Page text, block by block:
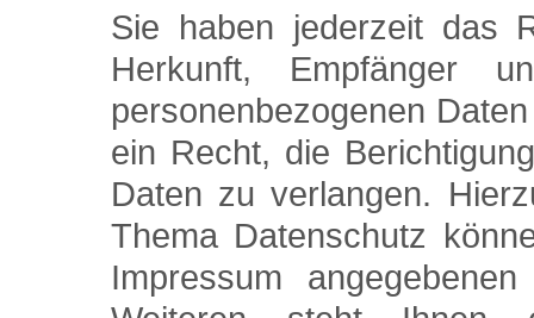
Sie haben jederzeit das
Herkunft, Empfänger
personenbezogenen
ein Recht, die
Daten zu verlangen.
Thema Datenschutz
Impressum